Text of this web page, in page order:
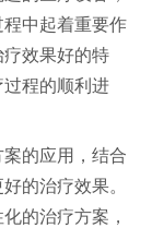
中起着重要作
效果好的特
程的顺利进
的应用，结合
的治疗效果。
的治疗方案，